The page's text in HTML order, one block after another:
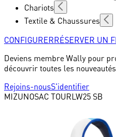
Chariots
Textile & Chaussures
CONFIGURERRÉSERVER UN
Deviens membre Wally pour
découvrir toutes les
Rejoins-nousS'identifier
MIZUNOSAC TOURLW25 SB